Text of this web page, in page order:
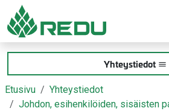
Siirry sivusisältöön
Yhteystiedot
Etusivu
Yhteystiedot
Johdon, esihenkilöiden, sisäisten